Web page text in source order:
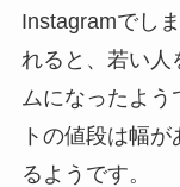
Instagramでし
れると、若い人
ムになったよ
トの値段は幅
るようです。